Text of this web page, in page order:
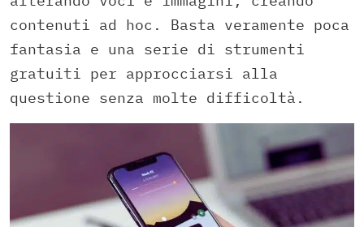
contenuti ad hoc. Basta veramente poca
fantasia e una serie di strumenti
gratuiti per approcciarsi alla
questione senza molte difficoltà.